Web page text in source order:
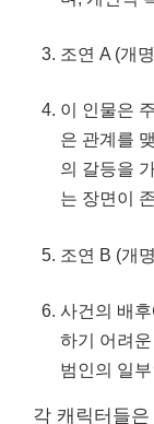
조연 A (개
이 인물은
은 관계를
의 갈등을
는 장면이
조연 B (개
사건의 배
하기 어려
범인의 일
각 캐릭터들